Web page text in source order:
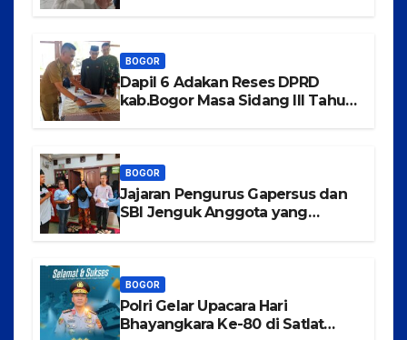
BOGOR
Dapil 6 Adakan Reses DPRD
kab.Bogor Masa Sidang III Tahun
BOGOR
Jajaran Pengurus Gapersus dan
SBI Jenguk Anggota yang
BOGOR
Polri Gelar Upacara Hari
Bhayangkara Ke-80 di Satlat